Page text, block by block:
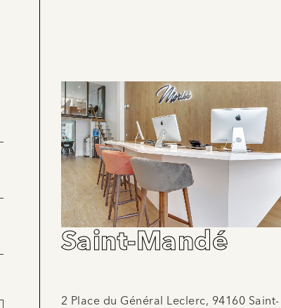
Saint-Mandé
2 Place du Général Leclerc, 94160 Saint-